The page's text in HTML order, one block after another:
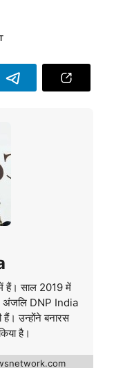
हैं। साल 2019 में
अंजलि DNP India
उन्होंने बनारस
है।